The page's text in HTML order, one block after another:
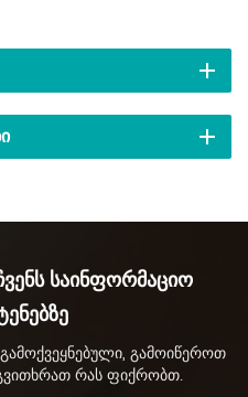
Საინფორმაციო
გამოიწეროთ
რას ფიქრობთ.